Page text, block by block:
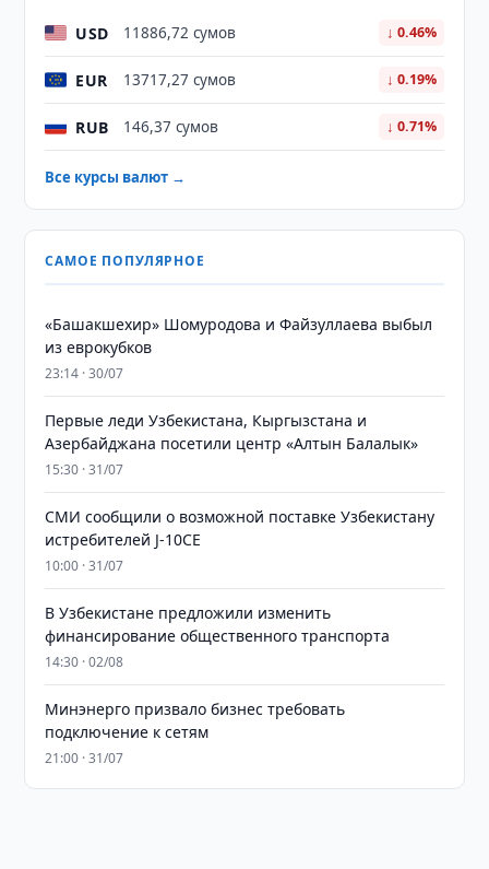
USD 11886,72 сумов ↓ 0.46%
EUR 13717,27 сумов ↓ 0.19%
RUB 146,37 сумов ↓ 0.71%
Все курсы валют →
САМОЕ ПОПУЛЯРНОЕ
«Башакшехир» Шомуродова и Файзуллаева выбыл
из еврокубков
23:14 · 30/07
Первые леди Узбекистана, Кыргызстана и
Азербайджана посетили центр «Алтын Балалык»
15:30 · 31/07
СМИ сообщили о возможной поставке Узбекистану
истребителей J-10CE
10:00 · 31/07
В Узбекистане предложили изменить
финансирование общественного транспорта
14:30 · 02/08
Минэнерго призвало бизнес требовать
подключение к сетям
21:00 · 31/07